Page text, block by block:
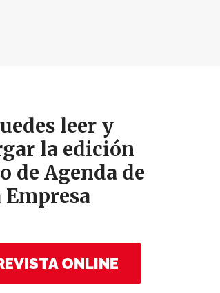
leer y
la edición
de Agenda de
Empresa
ONLINE